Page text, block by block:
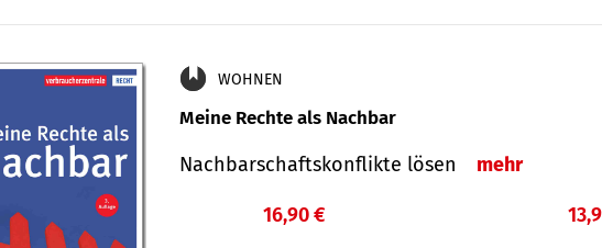
WOHNEN
Meine Rechte als Nachbar
Nach­bar­schafts­konflikte lösen mehr
16,90 €